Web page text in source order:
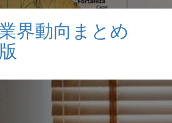
界動向まとめ